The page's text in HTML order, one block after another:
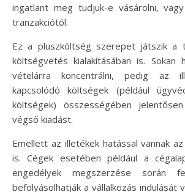
ingatlant meg tudjuk-e vásárolni,
tranzakciótól.
Ez a pluszköltség szerepet játszik a
költségvetés kialakításában is. Sokan
vételárra koncentrálni, pedig az
kapcsolódó költségek (például
költségek) összességében
végső kiadást.
Emellett az illetékek hatással vannak
is. Cégek esetében például a
engedélyek megszerzése során
befolyásolhatják a vállalkozás indulását